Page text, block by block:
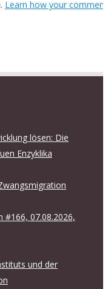
Learn how your comment
lösen: Die
Enzyklika
#166, 07.08.2026,
und der